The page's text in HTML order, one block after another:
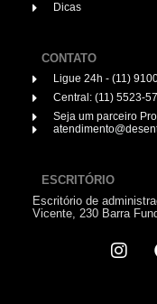
Dicas
CONTATO
Ligue 24h - (11)
Central: (11) 5523-
Seja um parceiro
ESCRITÓRIO
Escritório de
Vicente, 230 Barra